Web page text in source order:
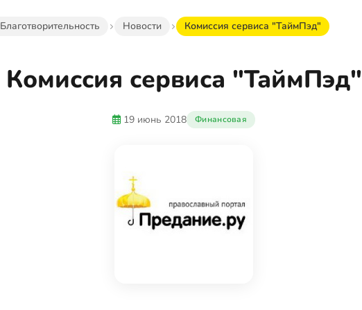
Благотворительность Новости Комиссия сервиса "ТаймПэд"
Комиссия сервиса "ТаймПэд"
19 июнь 2018 Финансовая